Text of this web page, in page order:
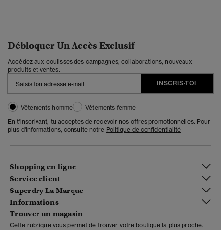
Débloquer Un Accès Exclusif
Accédez aux coulisses des campagnes, collaborations, nouveaux
produits et ventes.
INSCRIS-TOI
Vêtements homme
Vêtements femme
En t'inscrivant, tu acceptes de recevoir nos offres promotionnelles. Pour
plus d'informations, consulte notre Politique de confidentialité
Shopping en ligne
Service client
Superdry La Marque
Informations
Trouver un magasin
Cette rubrique vous permet de trouver votre boutique la plus proche.